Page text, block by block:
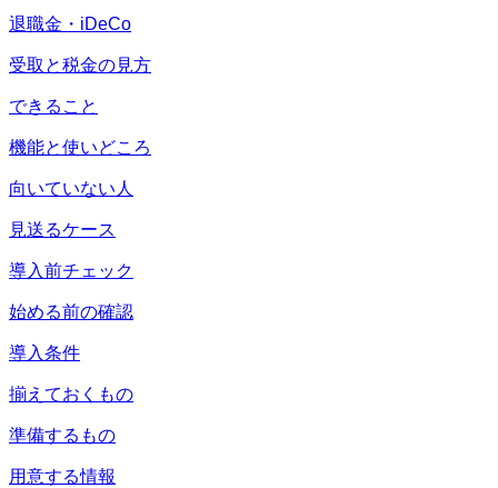
退職金・iDeCo
受取と税金の見方
できること
機能と使いどころ
向いていない人
見送るケース
導入前チェック
始める前の確認
導入条件
揃えておくもの
準備するもの
用意する情報